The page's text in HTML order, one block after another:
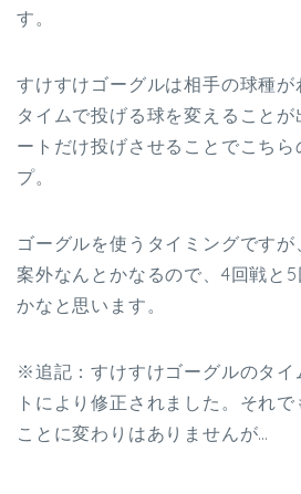
す。
すけすけゴーグルは相手の球種が
タイムで投げる球を変えること
ートだけ投げさせることでこちら
プ。
ゴーグルを使うタイミングです
案外なんとかなるので、4回戦と
かなと思います。
※追記：すけすけゴーグルのタイ
トにより修正されました。それ
ことに変わりはありませんが…